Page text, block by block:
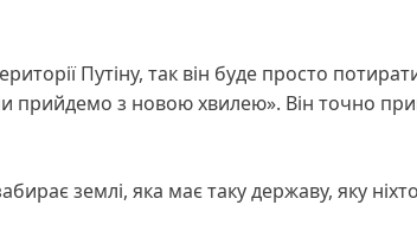
Путіну, так він буде просто
прийдемо з новою хвилею». Він точно
землі, яка має таку державу, яку